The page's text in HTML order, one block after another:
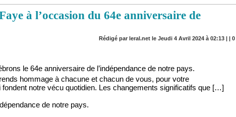
à l’occasion du 64e anniversaire de
Rédigé par leral.net le Jeudi 4 Avril 2024 à 02:13 | | 0
le 64e anniversaire de l’indépendance de notre pays.
hommage à chacune et chacun de vous, pour votre
notre vécu quotidien. Les changements significatifs que […]
de notre pays.